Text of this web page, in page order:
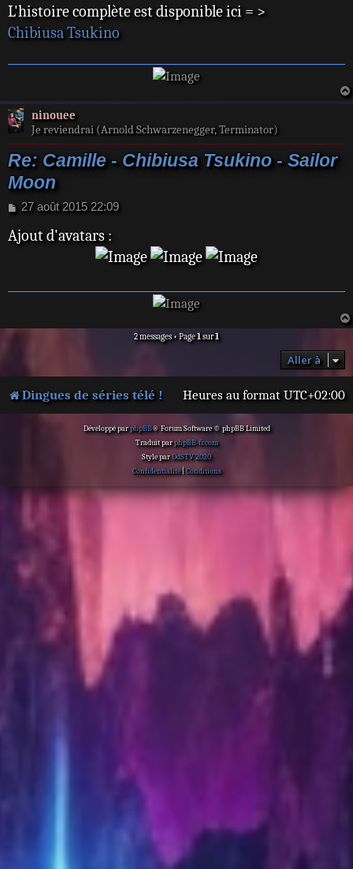
L'histoire complète est disponible ici = >
Chibiusa Tsukino
ninouee
Je reviendrai (Arnold Schwarzenegger, Terminator)
Re: Camille - Chibiusa Tsukino - Sailor
Moon
M
s
s
e
27 août 2015 22:09
Ajout d'avatars :
2 messages • Page1sur1
Aller à
Dingues de séries télé ! Heures au format UTC+02:00
Développé parphpBB® Forum Software © phpBB Limited
Traduit parphpBB-fr.com
Style parDdSTV 2020
Confidentialité|Conditions